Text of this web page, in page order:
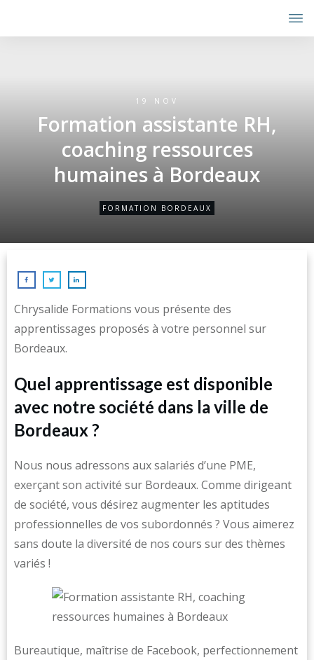
19 NOV
Formation assistante RH,
coaching ressources
humaines à Bordeaux
FORMATION BORDEAUX
Chrysalide Formations vous présente des
apprentissages proposés à votre personnel sur
Bordeaux.
Quel apprentissage est disponible
avec notre société dans la ville de
Bordeaux ?
Nous nous adressons aux salariés d’une PME,
exerçant son activité sur Bordeaux. Comme dirigeant
de société, vous désirez augmenter les aptitudes
professionnelles de vos subordonnés ? Vous aimerez
sans doute la diversité de nos cours sur des thèmes
variés !
Bureautique, maîtrise de Facebook, perfectionnement